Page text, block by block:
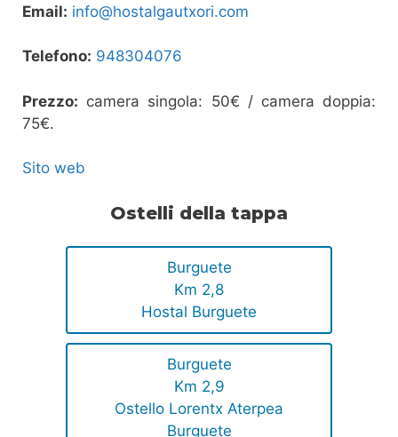
Email: info@hostalgautxori.com
Telefono: 948304076
Prezzo: camera singola: 50€ / camera doppia:
75€.
Sito web
Ostelli della tappa
Burguete
Km 2,8
Hostal Burguete
Burguete
Km 2,9
Ostello Lorentx Aterpea
Burguete